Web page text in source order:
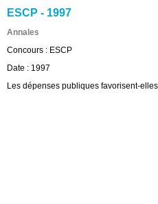
ESCP - 1997
Annales
Concours : ESCP
Date : 1997
Les dépenses publiques favorisent-